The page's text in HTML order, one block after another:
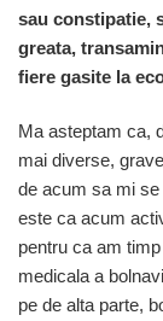
sau constipatie,
greata,
fiere gasite la
Ma asteptam ca,
mai diverse,
de acum sa mi
este ca acum
pentru ca am
medicala a
pe de alta parte,